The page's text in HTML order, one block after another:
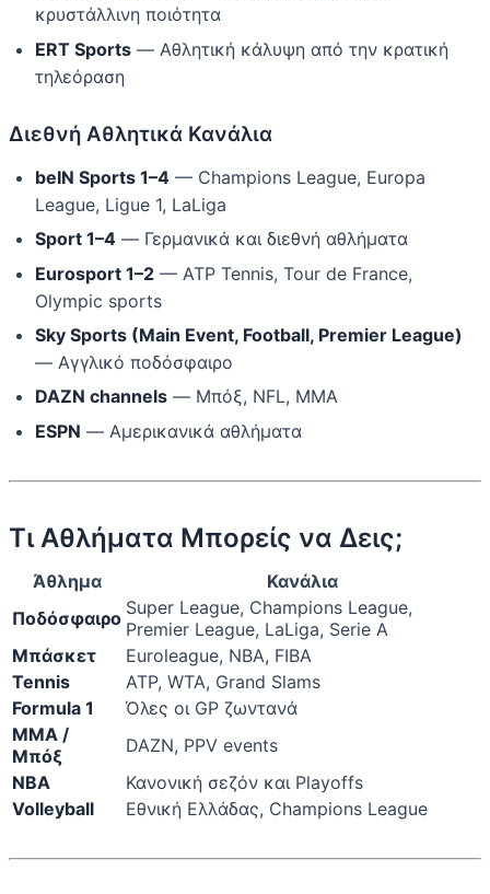
κρυστάλλινη ποιότητα
ERT Sports — Αθλητική κάλυψη από την κρατική
τηλεόραση
Διεθνή Αθλητικά Κανάλια
beIN Sports 1–4 — Champions League, Europa
League, Ligue 1, LaLiga
Sport 1–4 — Γερμανικά και διεθνή αθλήματα
Eurosport 1–2 — ATP Tennis, Tour de France,
Olympic sports
Sky Sports (Main Event, Football, Premier League)
— Αγγλικό ποδόσφαιρο
DAZN channels — Μπόξ, NFL, MMA
ESPN — Αμερικανικά αθλήματα
Τι Αθλήματα Μπορείς να Δεις;
Άθλημα
Κανάλια
Ποδόσφαιρο Super League, Champions League,
Premier League, LaLiga, Serie A
Μπάσκετ
Euroleague, NBA, FIBA
Tennis
ATP, WTA, Grand Slams
Formula 1
Όλες οι GP ζωντανά
MMA /
Μπόξ
DAZN, PPV events
NBA
Κανονική σεζόν και Playoffs
Volleyball
Εθνική Ελλάδας, Champions League